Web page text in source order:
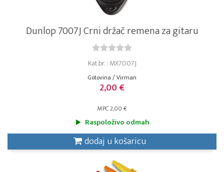
Dunlop 7007J Crni držač remena za gitaru
Kat.br. : MX7007J
Gotovina / Virman
2,00 €
MPC 2,00 €
Raspoloživo odmah
dodaj u košaricu